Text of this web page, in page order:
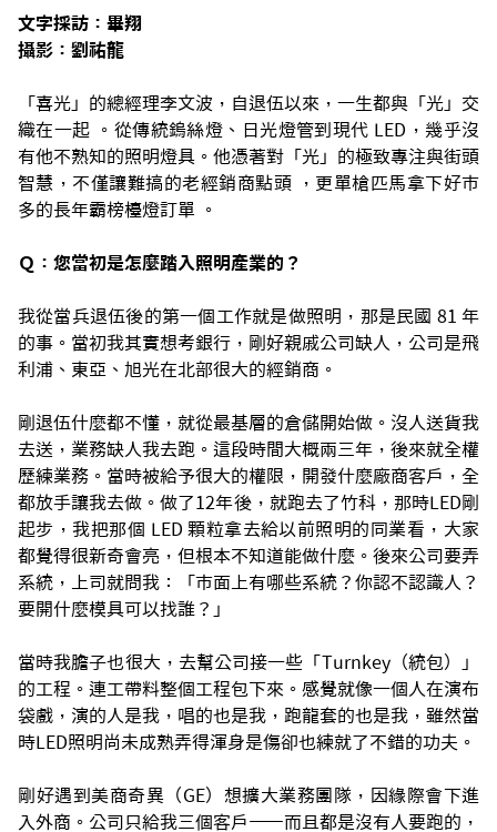
文字採訪：畢翔
攝影：劉祐龍
「喜光」的總經理李文波，自退伍以來，一生都與「光」交
織在一起 。從傳統鎢絲燈、日光燈管到現代 LED，幾乎沒
有他不熟知的照明燈具。他憑著對「光」的極致專注與街頭
智慧，不僅讓難搞的老經銷商點頭 ，更單槍匹馬拿下好市
多的長年霸榜檯燈訂單 。
Ｑ：您當初是怎麼踏入照明產業的？
我從當兵退伍後的第一個工作就是做照明，那是民國 81 年
的事。當初我其實想考銀行，剛好親戚公司缺人，公司是飛
利浦、東亞、旭光在北部很大的經銷商。
剛退伍什麼都不懂，就從最基層的倉儲開始做。沒人送貨我
去送，業務缺人我去跑。這段時間大概兩三年，後來就全權
歷練業務。當時被給予很大的權限，開發什麼廠商客戶，全
都放手讓我去做。做了12年後，就跑去了竹科，那時LED剛
起步，我把那個 LED 顆粒拿去給以前照明的同業看，大家
都覺得很新奇會亮，但根本不知道能做什麼。後來公司要弄
系統，上司就問我：「市面上有哪些系統？你認不認識人？
要開什麼模具可以找誰？」
當時我膽子也很大，去幫公司接一些「Turnkey（統包）」
的工程。連工帶料整個工程包下來。感覺就像一個人在演布
袋戲，演的人是我，唱的也是我，跑龍套的也是我，雖然當
時LED照明尚未成熟弄得渾身是傷卻也練就了不錯的功夫。
剛好遇到美商奇異（GE）想擴大業務團隊，因緣際會下進
入外商。公司只給我三個客戶——而且都是沒有人要跑的，